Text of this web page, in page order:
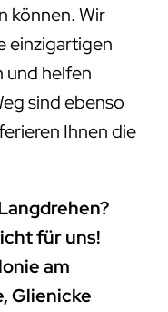
können. Wir
einzigartigen
und helfen
sind ebenso
Ihnen die
für uns!
am
Glienicke